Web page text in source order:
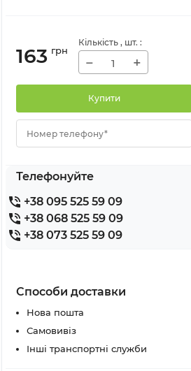
163 грн
Кількість , шт. :
− +
Купити
Номер телефону*
Телефонуйте
+38 095 525 59 09
+38 068 525 59 09
+38 073 525 59 09
Способи доставки
Нова пошта
Самовивіз
Інші транспортні служби